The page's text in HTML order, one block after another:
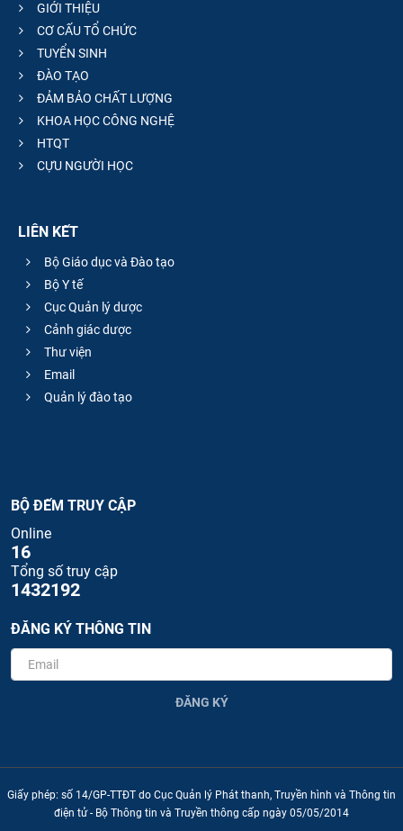
GIỚI THIỆU
CƠ CẤU TỔ CHỨC
TUYỂN SINH
ĐÀO TẠO
ĐẢM BẢO CHẤT LƯỢNG
KHOA HỌC CÔNG NGHỆ
HTQT
CỰU NGƯỜI HỌC
LIÊN KẾT
Bộ Giáo dục và Đào tạo
Bộ Y tế
Cục Quản lý dược
Cảnh giác dược
Thư viện
Email
Quản lý đào tạo
BỘ ĐẾM TRUY CẬP
Online
16
Tổng số truy cập
1432192
ĐĂNG KÝ THÔNG TIN
ĐĂNG KÝ
Giấy phép: số 14/GP-TTĐT do Cục Quản lý Phát thanh, Truyền hình và Thông tin
điện tử - Bộ Thông tin và Truyền thông cấp ngày 05/05/2014